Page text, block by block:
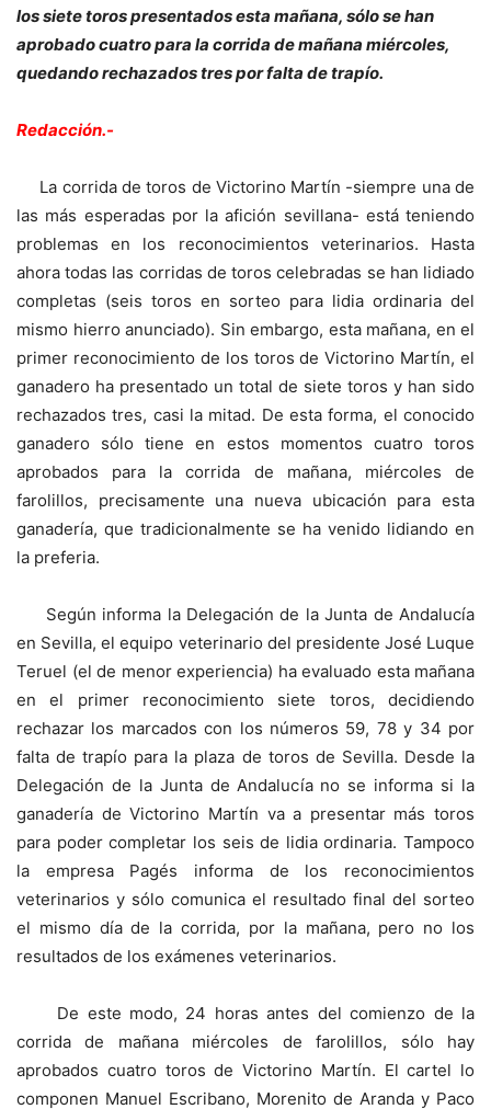
los siete toros presentados esta mañana, sólo se han
aprobado cuatro para la corrida de mañana miércoles,
quedando rechazados tres por falta de trapío.
Redacción.-
La corrida de toros de Victorino Martín -siempre una de
las más esperadas por la afición sevillana- está teniendo
problemas en los reconocimientos veterinarios. Hasta
ahora todas las corridas de toros celebradas se han lidiado
completas (seis toros en sorteo para lidia ordinaria del
mismo hierro anunciado). Sin embargo, esta mañana, en el
primer reconocimiento de los toros de Victorino Martín, el
ganadero ha presentado un total de siete toros y han sido
rechazados tres, casi la mitad. De esta forma, el conocido
ganadero sólo tiene en estos momentos cuatro toros
aprobados para la corrida de mañana, miércoles de
farolillos, precisamente una nueva ubicación para esta
ganadería, que tradicionalmente se ha venido lidiando en
la preferia.
Según informa la Delegación de la Junta de Andalucía
en Sevilla, el equipo veterinario del presidente José Luque
Teruel (el de menor experiencia) ha evaluado esta mañana
en el primer reconocimiento siete toros, decidiendo
rechazar los marcados con los números 59, 78 y 34 por
falta de trapío para la plaza de toros de Sevilla. Desde la
Delegación de la Junta de Andalucía no se informa si la
ganadería de Victorino Martín va a presentar más toros
para poder completar los seis de lidia ordinaria. Tampoco
la empresa Pagés informa de los reconocimientos
veterinarios y sólo comunica el resultado final del sorteo
el mismo día de la corrida, por la mañana, pero no los
resultados de los exámenes veterinarios.
De este modo, 24 horas antes del comienzo de la
corrida de mañana miércoles de farolillos, sólo hay
aprobados cuatro toros de Victorino Martín. El cartel lo
componen Manuel Escribano, Morenito de Aranda y Paco